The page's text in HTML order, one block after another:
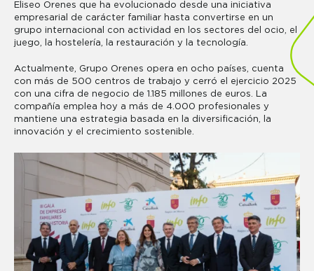
Eliseo Orenes que ha evolucionado desde una iniciativa
empresarial de carácter familiar hasta convertirse en un
grupo internacional con actividad en los sectores del ocio, el
juego, la hostelería, la restauración y la tecnología.
Actualmente, Grupo Orenes opera en ocho países, cuenta
con más de 500 centros de trabajo y cerró el ejercicio 2025
con una cifra de negocio de 1.185 millones de euros. La
compañía emplea hoy a más de 4.000 profesionales y
mantiene una estrategia basada en la diversificación, la
innovación y el crecimiento sostenible.